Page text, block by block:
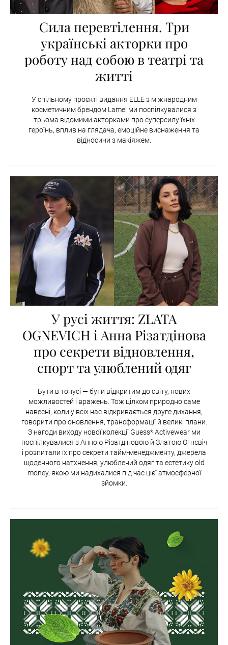
Сила перевтілення. Три
українські акторки про
роботу над собою в театрі та
житті
У спільному проєкті видання ELLE з міжнародним
косметичним брендом Lamel ми поспілкувалися з
трьома відомими акторками про суперсилу їхніх
героїнь, вплив на глядача, емоційне виснаження та
відносини з макіяжем.
У русі життя: ZLATA
OGNEVICH і Анна Різатдінова
про секрети відновлення,
спорт та улюблений одяг
Бути в тонусі — бути відкритим до світу, нових
можливостей і вражень. Тож цілком природно саме
навесні, коли у всіх нас відкривається друге дихання,
говорити про оновлення, трансформації й великі плани.
З нагоди виходу нової колекції Guess* Activewear ми
поспілкувалися з Анною Різатдіновою й Златою Огнєвіч
і розпитали їх про секрети тайм-менеджменту, джерела
щоденного натхнення, улюблений одяг та естетику old
money, якою ми надихалися під час цієї атмосферної
зйомки.